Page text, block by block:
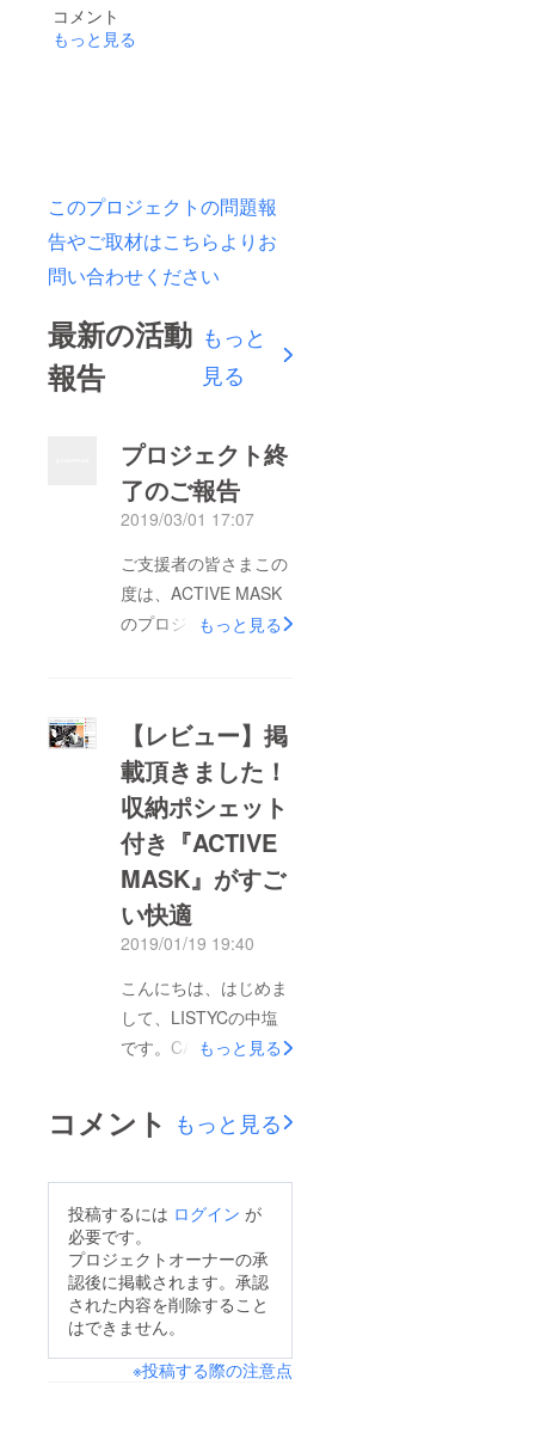
コメント
もっと見る
このプロジェクトの問題報
告やご取材はこちらよりお
問い合わせください
最新の活動
報告
もっと
見る
プロジェクト終
了のご報告
2019/03/01 17:07
ご支援者の皆さまこの
度は、ACTIVE MASK
のプロジェクトに、ご
は達しませんでした
が、こちらの商品はす
べに世界各国で流通し
ており、今回プロジェ
クトのご支援を頂きま
した皆さまへは、予定
通り3月中に配送を済
ませご報告を申し上げ
ます。この度のご支
援、誠にありがとうご
ざいました。引き続き
MASK スタッフ一同
もっと見る
【レビュー】掲
載頂きました！
収納ポシェット
付き『ACTIVE
MASK』がすご
い快適
2019/01/19 19:40
こんにちは、はじめま
して、LISTYCの中塩
です。CAMPFIREさん
プロジェクトをご紹介
させて頂き、会社もま
願い致します。昨日か
らイタリア製の
「ACTIVE MASK」の
プロジェクトを開始さ
回、GREENで実施し
もっと見る
コメント もっと見る
投稿するには ログイン が
必要です。
プロジェクトオーナーの承
認後に掲載されます。承認
された内容を削除すること
はできません。
※投稿する際の注意点